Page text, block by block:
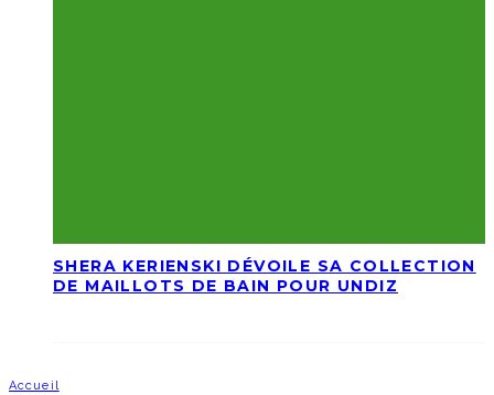
SHERA KERIENSKI DÉVOILE SA COLLECTION
DE MAILLOTS DE BAIN POUR UNDIZ
Accueil